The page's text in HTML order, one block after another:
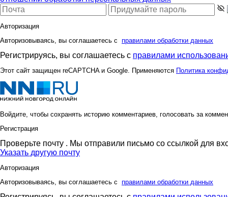
Авторизация
Авторизовываясь, вы соглашаетесь с правилами обработки данных
Регистрируясь, вы соглашаетесь с правилами
Этот сайт защищен reCAPTCHA и Google. Применяются Политика
Войдите, чтобы сохранять историю комментариев, голосовать за
Регистрация
Проверьте почту . Мы отправили письмо со ссылкой для
Указать другую почту
Авторизация
Авторизовываясь, вы соглашаетесь с правилами обработки данных